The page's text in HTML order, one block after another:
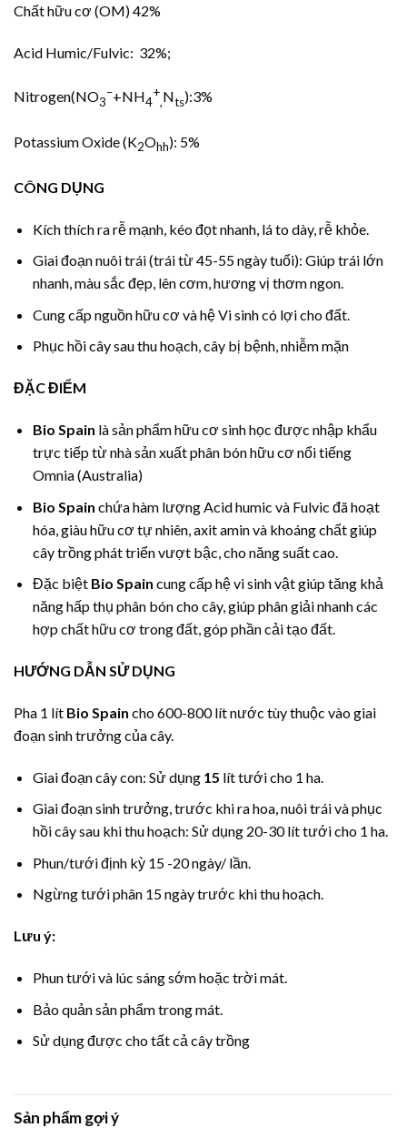
Chất hữu cơ (OM) 42%
Acid Humic/Fulvic: 32%;
Nitrogen(NO3
–+NH4
+ N­ts):3%
Potassium Oxide (K2Ohh): 5%
CÔNG DỤNG
Kích thích ra rễ mạnh, kéo đọt nhanh, lá to dày, rễ khỏe.
Giai đoạn nuôi trái (trái từ 45-55 ngày tuổi): Giúp trái lớn
nhanh, màu sắc đẹp, lên cơm, hương vị thơm ngon.
Cung cấp nguồn hữu cơ và hệ Vi sinh có lợi cho đất.
Phục hồi cây sau thu hoạch, cây bị bệnh, nhiễm mặn
ĐẶC ĐIỂM
Bio Spain là sản phẩm hữu cơ sinh học được nhập khẩu
trực tiếp từ nhà sản xuất phân bón hữu cơ nổi tiếng
Omnia (Australia)
Bio Spain chứa hàm lượng Acid humic và Fulvic đã hoạt
hóa, giàu hữu cơ tự nhiên, axit amin và khoáng chất giúp
cây trồng phát triển vượt bậc, cho năng suất cao.
Đặc biệt Bio Spain cung cấp hệ vi sinh vật giúp tăng khả
năng hấp thụ phân bón cho cây, giúp phân giải nhanh các
hợp chất hữu cơ trong đất, góp phần cải tạo đất.
HƯỚNG DẪN SỬ DỤNG
Pha 1 lít Bio Spain cho 600-800 lít nước tùy thuộc vào giai
đoạn sinh trưởng của cây.
Giai đoạn cây con: Sử dụng 15 lít tưới cho 1 ha.
Giai đoạn sinh trưởng, trước khi ra hoa, nuôi trái và phục
hồi cây sau khi thu hoạch: Sử dụng 20-30 lít tưới cho 1 ha.
Phun/tưới định kỳ 15 -20 ngày/ lần.
Ngừng tưới phân 15 ngày trước khi thu hoạch.
Lưu ý:
Phun tưới và lúc sáng sớm hoặc trời mát.
Bảo quản sản phẩm trong mát.
Sử dụng được cho tất cả cây trồng
Sản phẩm gợi ý